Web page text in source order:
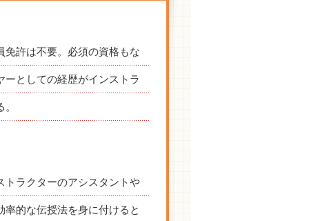
免許は不要。必須の資格もな
としての経歴がインストラ
トラクターのアシスタントや
的な伝授法を身に付けると